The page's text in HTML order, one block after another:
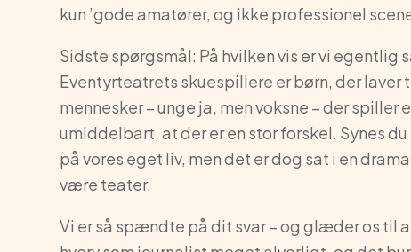
kun ’gode amatører, og ikke professionel
Sidste spørgsmål: På hvilken vis er vi
Eventyrteatrets skuespillere er børn, der laver
mennesker – unge ja, men voksne – der
umiddelbart, at der er en stor forskel. Synes
på vores eget liv, men det er dog sat i en
være teater.
Vi er så spændte på dit svar – og glæder os til